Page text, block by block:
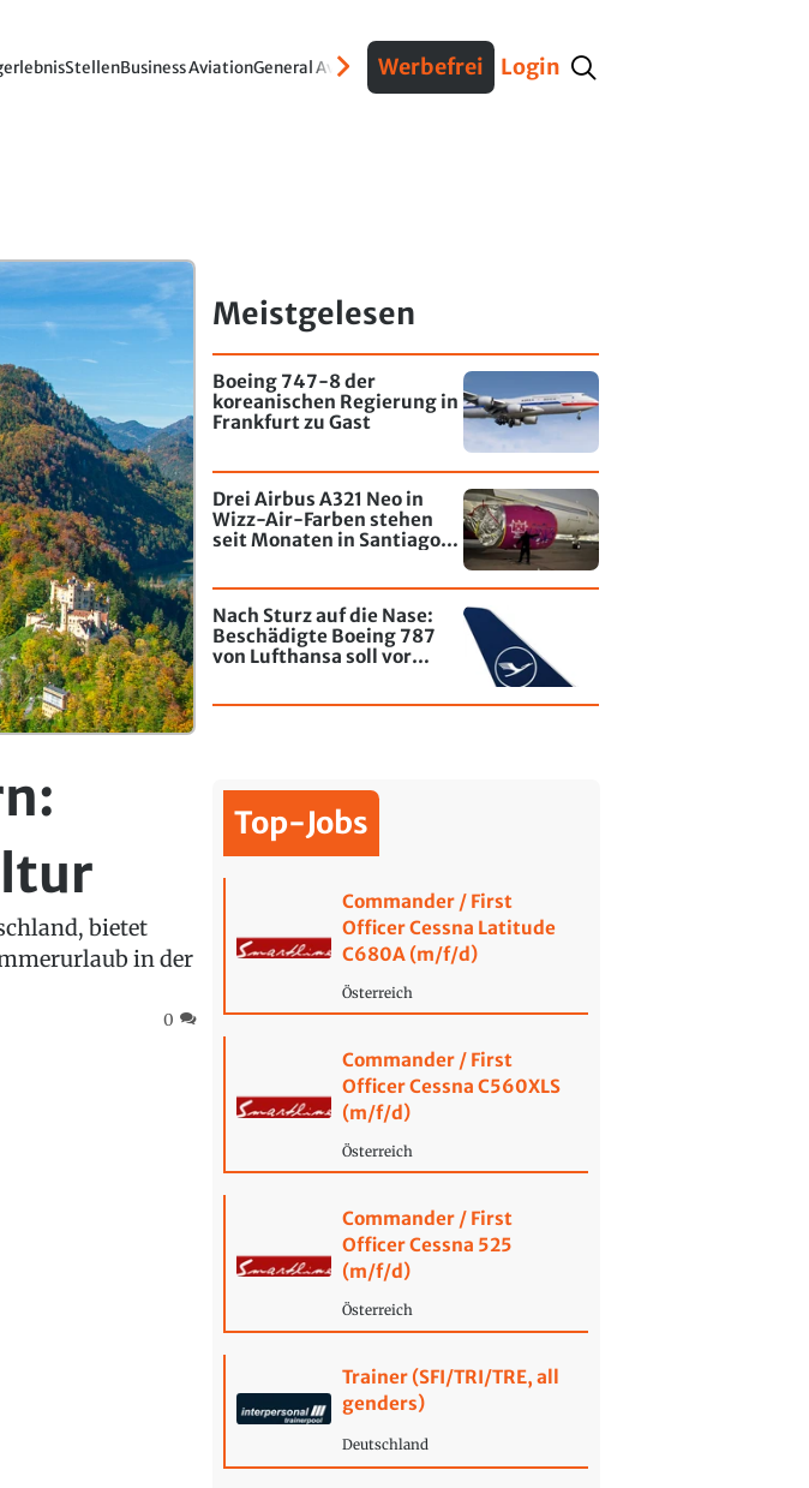
StellenBusiness AviationGeneral AviationVerteidigungInterviews Fracht
Werbefrei Login
bietet
in der
0
Meistgelesen
Boeing 747-8 der
koreanischen Regierung in
Frankfurt zu Gast
Drei Airbus A321 Neo in
Wizz-Air-Farben stehen
seit Monaten in Santiago
Nach Sturz auf die Nase:
Beschädigte Boeing 787
von Lufthansa soll vor
Top-Jobs
Commander / First
Officer Cessna Latitude
C680A (m/f/d)
Österreich
Commander / First
Officer Cessna C560XLS
(m/f/d)
Österreich
Commander / First
Officer Cessna 525
(m/f/d)
Österreich
Trainer (SFI/TRI/TRE, all
genders)
Deutschland